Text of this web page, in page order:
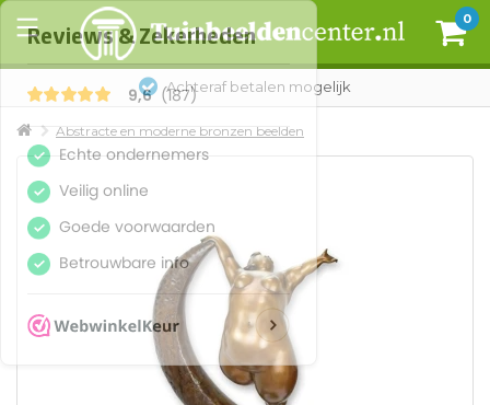
0
Achteraf betalen mogelijk
Abstracte en moderne bronzen beelden